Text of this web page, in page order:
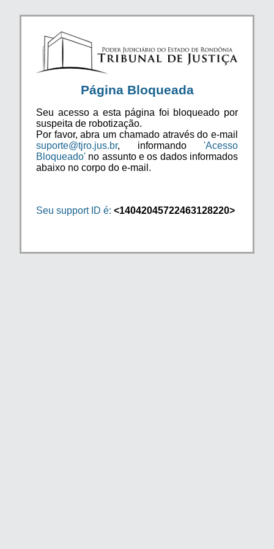
Página Bloqueada
Seu acesso a esta página foi bloqueado por
suspeita de robotização.
Por favor, abra um chamado através do e-mail
suporte@tjro.jus.br, informando 'Acesso
Bloqueado' no assunto e os dados informados
abaixo no corpo do e-mail.
Seu support ID é: <14042045722463128220>